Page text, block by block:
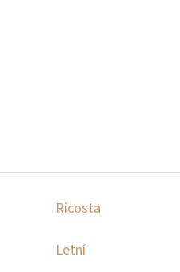
Ricosta
Letní